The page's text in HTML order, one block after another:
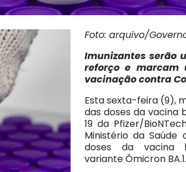
Foto: arquivo/
Imunizantes serão
reforço e marcam
vacinação contra
Esta sexta-feira (9),
das doses da vacina
19 da Pfizer/
Ministério da Saúde
doses da vacina
variante Ômicron BA.1.